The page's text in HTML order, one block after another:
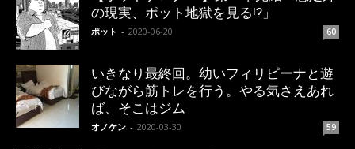
の現実、ポット地獄を見る!?」
ポット - 2020-06-20 60
いきなり最終回。幼いフィリピーナと遊
びながら筋トレを行う。やる気さえあれ
ば、そこはジム
オノケン - 2020-03-30 59